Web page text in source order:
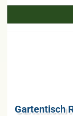
Gar­ten­tisch